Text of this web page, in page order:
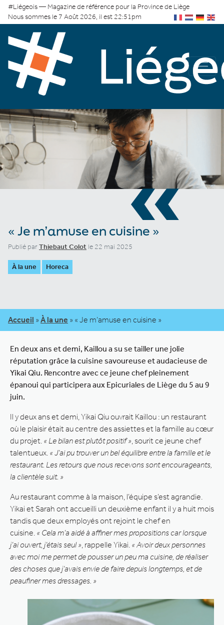
#Liégeois — Magazine de référence pour la Province de Liège
Nous sommes le 7 Août 2026, il est 22:51pm
«
« Je m’amuse en cuisine »
Publié parThiebaut Colot le 22 mai 2025
À la une Horeca
Accueil » À la une » « Je m’amuse en cuisine »
En deux ans et demi, Kaillou a su se tailler une jolie
réputation grâce la cuisine savoureuse et audacieuse de
Yikai Qiu. Rencontre avec ce jeune chef pleinement
épanoui qui participera aux Epicuriales de Liège du 5 au 9
juin.
Il y deux ans et demi, Yikai Qiu ouvrait Kaillou : un restaurant
où le plaisir était au centre des assiettes et la famille au cœur
du projet. « Le bilan est plutôt positif » , sourit ce jeune chef
talentueux. « J’ai pu trouver un bel équilibre entre la famille et le
restaurant. Les retours que nous recevons sont encourageants,
la clientèle suit. »
Au restaurant comme à la maison, l’équipe s’est agrandie.
Yikai et Sarah ont accueilli un deuxième enfant il y a huit mois
tandis que deux employés ont rejoint le chef en
cuisine. « Cela m’a aidé à affiner mes propositions car lorsque
j’ai ouvert, j’étais seul » , rappelle Yikai. « Avoir deux personnes
avec moi me permet de pousser un peu ma cuisine, de réaliser
des choses que j’avais envie de faire depuis longtemps, et de
peaufiner mes dressages. »